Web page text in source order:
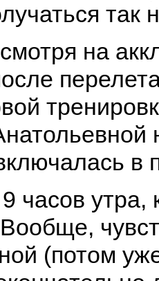
так
на
в
часов утра,
(потом